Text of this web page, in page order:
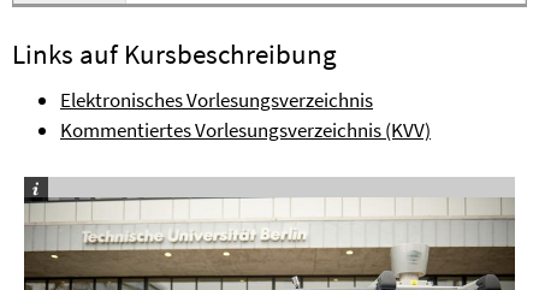
Links auf Kursbeschreibung
Elektronisches Vorlesungsverzeichnis
Kommentiertes Vorlesungsverzeichnis (KVV)